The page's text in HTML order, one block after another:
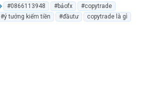
ừ
k
#0866113948 #bảofx
#copytrade
#ý tưởng kiếm tiền #đầutư copytrade là gì